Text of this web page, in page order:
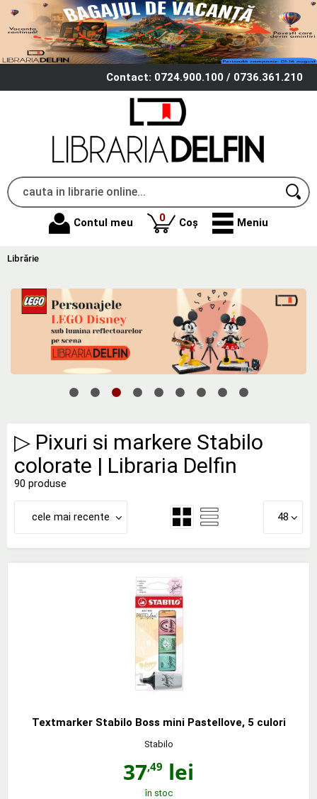
Contact: 0724.900.100 / 0736.361.210
Contul meu 0produse
Coș Meniu
Librărie
▷ Pixuri si markere Stabilo
colorate | Libraria Delfin
90 produse
cele mai recente 48
Textmarker Stabilo Boss mini Pastellove, 5 culori
Stabilo
37,49 lei
în stoc